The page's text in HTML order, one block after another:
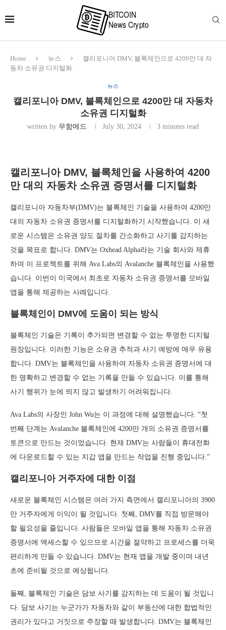
Home 뉴스
캘리포니아 DMV, 블록체인으로 4200만 대 자
동차 소유권 디지털화
뉴스
캘리포니아 DMV, 블록체인으로 4200만 대 자동차
소유권 디지털화
written by 무함메드 July 30, 2024 3 minutes read
캘리포니아 DMV, 블록체인을 사용하여 4200
만 대의 자동차 소유권 증명서를 디지털화
캘리포니아 자동차부(DMV)는 블록체인 기술을 사용하여 4200만
대의 자동차 소유권 증명서를 디지털화하기 시작했습니다. 이 새
로운 시스템은 소유권 양도 절차를 간소화하고 사기를 감지하는
것을 목표로 합니다. DMV는 Oxhead Alpha라는 기술 회사와 제휴
하여 이 프로젝트를 위해 Ava Labs의 Avalanche 블록체인을 사용했
습니다. 이번이 미국에서 최초로 자동차 소유권 증명서를 모바일
앱을 통해 제공하는 사례입니다.
블록체인이 DMV에 도움이 되는 방식
블록체인 기술은 기록이 추가되면 변경할 수 없는 투명한 디지털
원장입니다. 이러한 기능은 소유권 추적과 사기 예방에 매우 유용
합니다. DMV는 블록체인을 사용하여 자동차 소유권 증명서에 대
한 명확하고 변경할 수 없는 기록을 만들 수 있습니다. 이를 통해
사기 행위가 눈에 띄지 않고 발생하기 어려워집니다.
Ava Labs의 사장인 John Wu는 이 과정에 대해 설명했습니다. “첫
번째 단계는 Avalanche 블록체인에 4200만 개의 소유권 증명서를
토큰으로 만드는 것이었습니다. 현재 DMV는 사람들이 휴대전화
에 다운로드할 수 있는 지갑 앱을 만드는 작업을 진행 중입니다.”
캘리포니아 거주자에 대한 이점
새로운 블록체인 시스템은 여러 가지 측면에서 캘리포니아의 3900
만 거주자에게 이익이 될 것입니다. 첫째, DMV를 직접 방문해야
할 필요성을 줄입니다. 사람들은 모바일 앱을 통해 자동차 소유권
증명서에 액세스할 수 있으므로 시간을 절약하고 프로세스를 더욱
편리하게 만들 수 있습니다. DMV는 현재 앱을 개발 중이며 내년
초에 준비될 것으로 예상됩니다.
둘째, 블록체인 기술은 담보 사기를 감지하는 데 도움이 될 것입니
다. 담보 사기는 누군가가 자동차와 같이 부동산에 대한 합법적인
권리가 있다고 거짓으로 주장할 때 발생합니다. DMV는 블록체인